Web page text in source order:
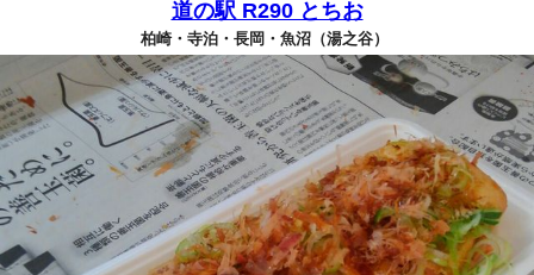
道の駅 R290 とちお
柏崎・寺泊・長岡・魚沼（湯之谷）